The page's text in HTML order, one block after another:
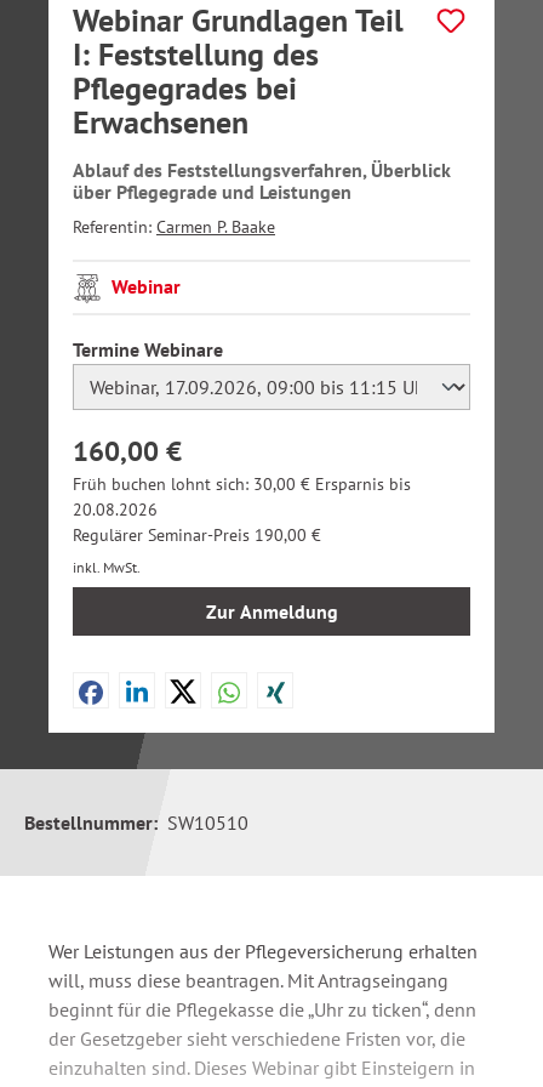
Webinar Grundlagen Teil
I: Feststellung des
Pflegegrades bei
Erwachsenen
Ablauf des Feststellungsverfahren, Überblick
über Pflegegrade und Leistungen
Referentin: Carmen P. Baake
Webinar
Termine Webinareauswählen
160,00 €
Früh buchen lohnt sich: 30,00 € Ersparnis bis
20.08.2026
Regulärer Seminar-Preis 190,00 €
inkl. MwSt.
Zur Anmeldung
Bestellnummer: SW10510
Wer Leistungen aus der Pflegeversicherung erhalten
will, muss diese beantragen. Mit Antragseingang
beginnt für die Pflegekasse die „Uhr zu ticken“, denn
der Gesetzgeber sieht verschiedene Fristen vor, die
einzuhalten sind. Dieses Webinar gibt Einsteigern in